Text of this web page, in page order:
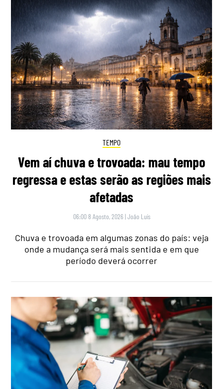
TEMPO
Vem aí chuva e trovoada: mau tempo
regressa e estas serão as regiões mais
afetadas
06:00 8 Agosto, 2026 |João Luís
Chuva e trovoada em algumas zonas do país: veja
onde a mudança será mais sentida e em que
período deverá ocorrer